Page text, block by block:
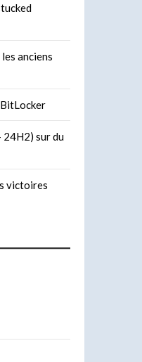
anciens
24H2) sur du
victoires